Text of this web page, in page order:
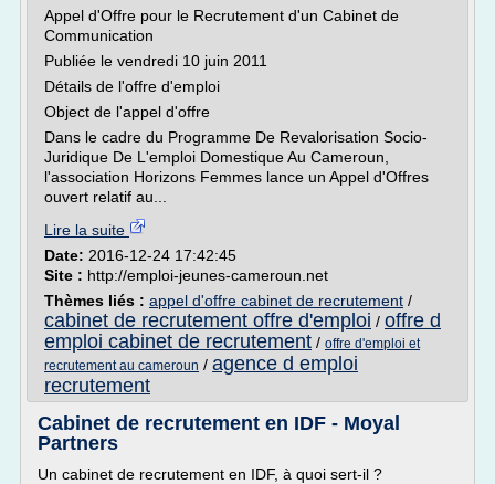
Appel d'Offre pour le Recrutement d'un Cabinet de
Communication
Publiée le vendredi 10 juin 2011
Détails de l'offre d'emploi
Object de l'appel d'offre
Dans le cadre du Programme De Revalorisation Socio-
Juridique De L'emploi Domestique Au Cameroun,
l'association Horizons Femmes lance un Appel d'Offres
ouvert relatif au...
Lire la suite
Date: 2016-12-24 17:42:45
Site : http://emploi-jeunes-cameroun.net
Thèmes liés : appel d'offre cabinet de recrutement /
cabinet de recrutement offre d'emploi / offre d
emploi cabinet de recrutement / offre d'emploi et
recrutement au cameroun / agence d emploi
recrutement
Cabinet de recrutement en IDF - Moyal
Partners
Un cabinet de recrutement en IDF, à quoi sert-il ?